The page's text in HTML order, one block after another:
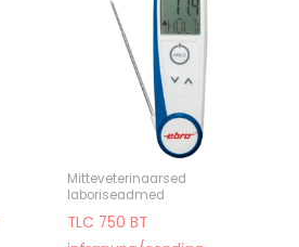
Mitteveterinaarsed
laboriseadmed
TLC 750 BT